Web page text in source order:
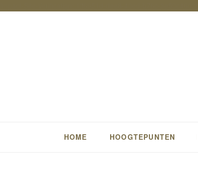
HOME HOOGTEPUNTEN